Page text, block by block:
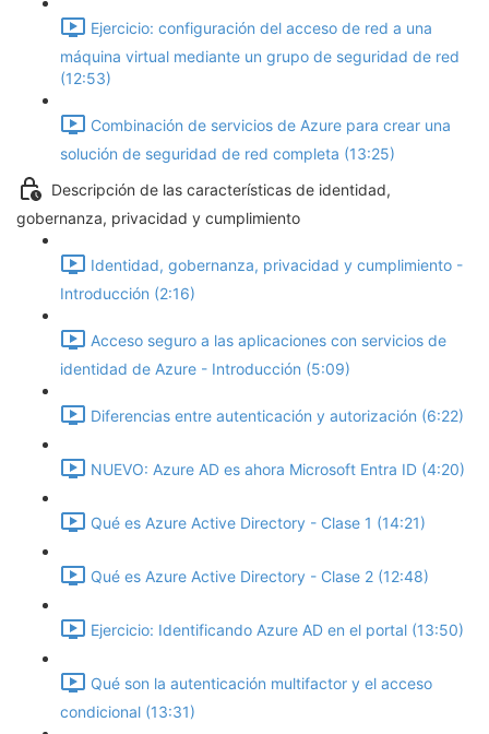
Ejercicio: configuración del acceso de red a una
máquina virtual mediante un grupo de seguridad de red
(12:53)
Combinación de servicios de Azure para crear una
solución de seguridad de red completa (13:25)
Descripción de las características de identidad,
gobernanza, privacidad y cumplimiento
Identidad, gobernanza, privacidad y cumplimiento -
Introducción (2:16)
Acceso seguro a las aplicaciones con servicios de
identidad de Azure - Introducción (5:09)
Diferencias entre autenticación y autorización (6:22)
NUEVO: Azure AD es ahora Microsoft Entra ID (4:20)
Qué es Azure Active Directory - Clase 1 (14:21)
Qué es Azure Active Directory - Clase 2 (12:48)
Ejercicio: Identificando Azure AD en el portal (13:50)
Qué son la autenticación multifactor y el acceso
condicional (13:31)